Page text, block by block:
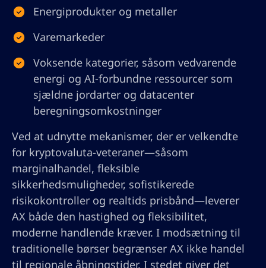
Energiprodukter og metaller
Varemarkeder
Voksende kategorier, såsom vedvarende
energi og AI-forbundne ressourcer som
sjældne jordarter og datacenter
beregningsomkostninger
Ved at udnytte mekanismer, der er velkendte
for kryptovaluta-veteraner—såsom
marginalhandel, fleksible
sikkerhedsmuligheder, sofistikerede
risikokontroller og realtids prisbånd—leverer
AX både den hastighed og fleksibilitet,
moderne handlende kræver. I modsætning til
traditionelle børser begrænser AX ikke handel
til regionale åbningstider. I stedet giver det